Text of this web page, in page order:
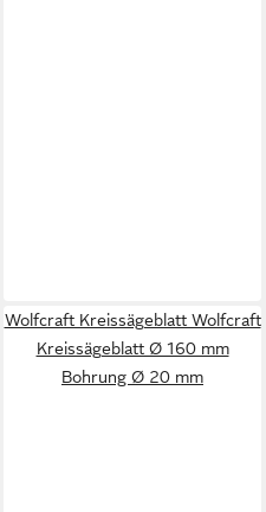
Wolfcraft Kreissägeblatt Wolfcraft
Kreissägeblatt Ø 160 mm
Bohrung Ø 20 mm